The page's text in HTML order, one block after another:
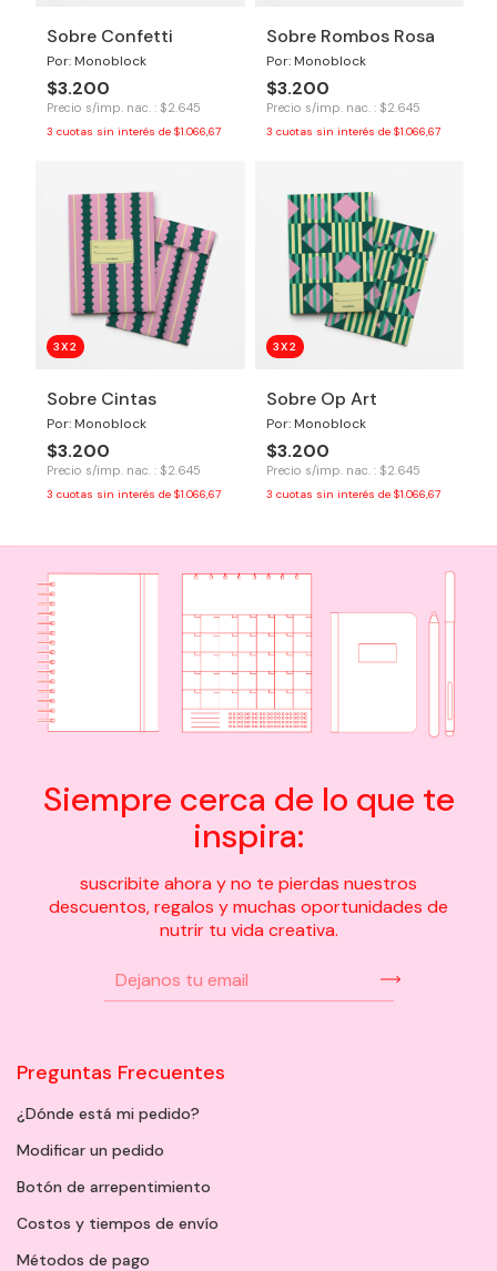
Sobre Confetti
Por: Monoblock
$3.200
Precio s/imp. nac. : $2.645
3 cuotas sin interés de $1.066,67
Sobre Rombos Rosa
Por: Monoblock
$3.200
Precio s/imp. nac. : $2.645
3 cuotas sin interés de $1.066,67
3X2
Sobre Cintas
Por: Monoblock
$3.200
Precio s/imp. nac. : $2.645
3 cuotas sin interés de $1.066,67
3X2
Sobre Op Art
Por: Monoblock
$3.200
Precio s/imp. nac. : $2.645
3 cuotas sin interés de $1.066,67
Siempre cerca de lo que te
inspira:
suscribite ahora y no te pierdas nuestros
descuentos, regalos y muchas oportunidades de
nutrir tu vida creativa.
Preguntas Frecuentes
¿Dónde está mi pedido?
Modificar un pedido
Botón de arrepentimiento
Costos y tiempos de envío
Métodos de pago